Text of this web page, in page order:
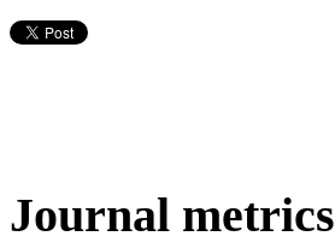
Journal metrics